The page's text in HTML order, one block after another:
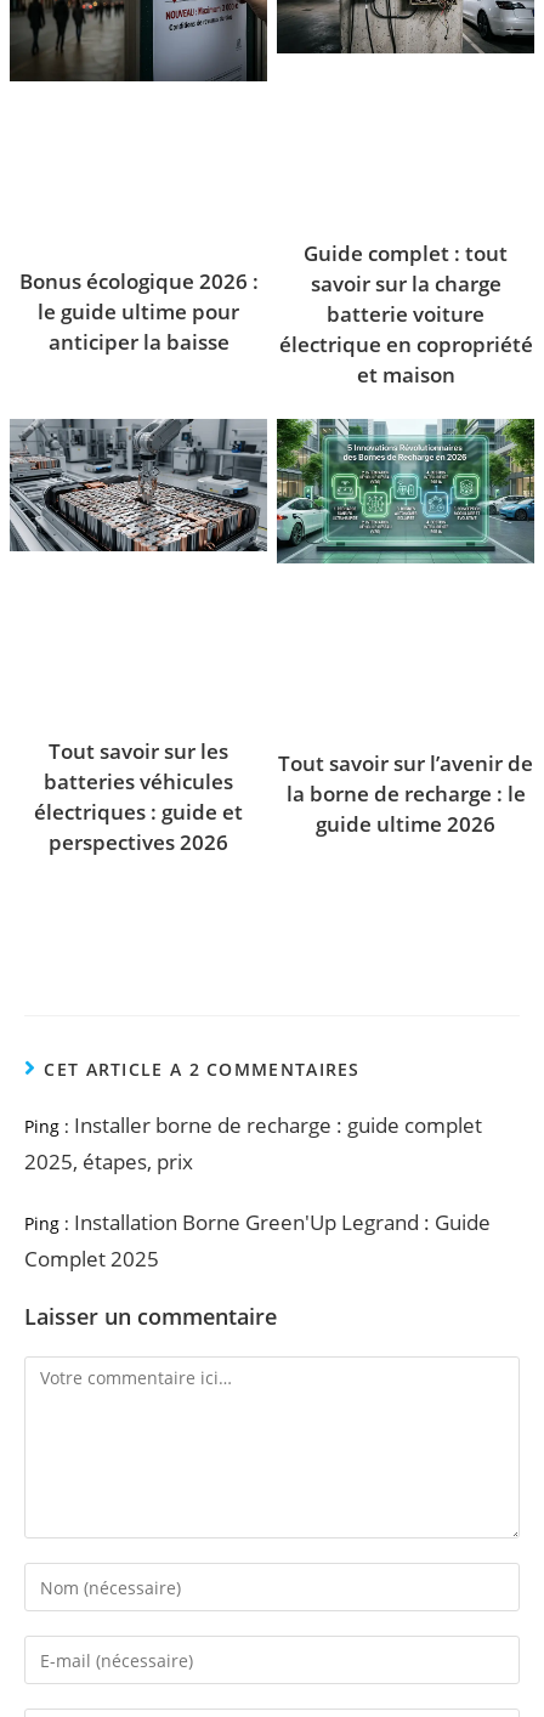
Bonus écologique 2026 :
le guide ultime pour
anticiper la baisse
Guide complet : tout
savoir sur la charge
batterie voiture
électrique en copropriété
et maison
Tout savoir sur les
batteries véhicules
électriques : guide et
perspectives 2026
Tout savoir sur l’avenir de
la borne de recharge : le
guide ultime 2026
CET ARTICLE A 2 COMMENTAIRES
Ping : Installer borne de recharge : guide complet
2025, étapes, prix
Ping : Installation Borne Green'Up Legrand : Guide
Complet 2025
Laisser un commentaire